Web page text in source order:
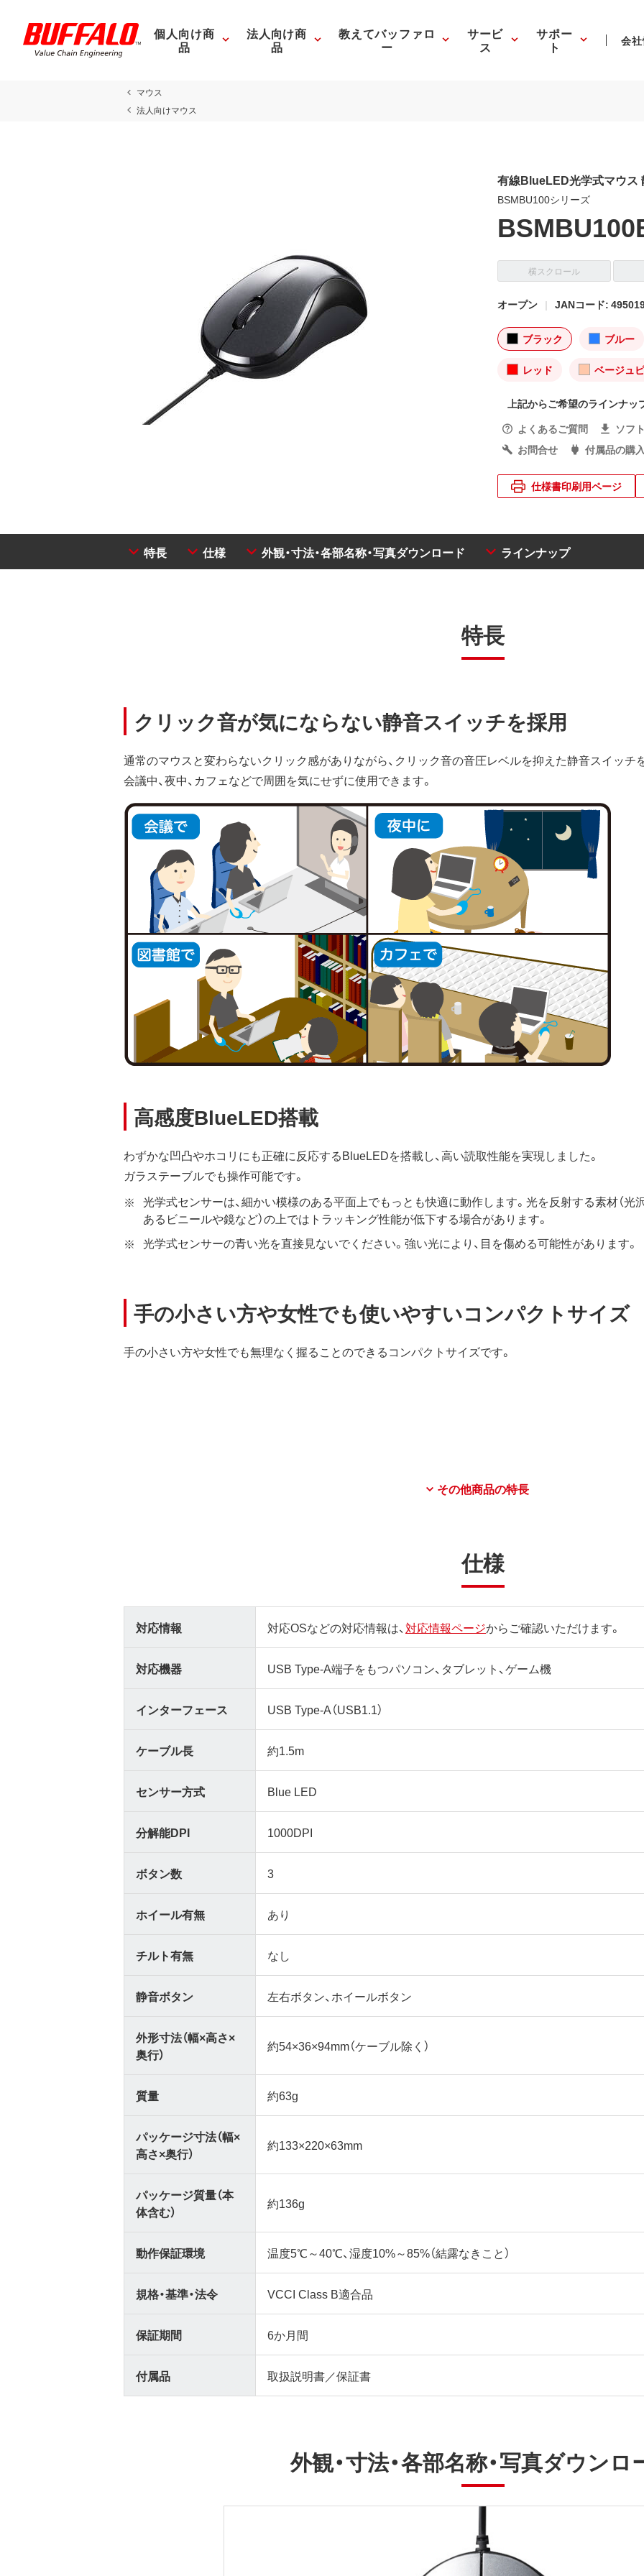
個人向け商
品
法人向け商
品
教えてバッファロ
ー
サービ
ス
サポー
ト 会
マウス
法人向けマウス
有線BlueLED光学式マウス
BSMBU100シリーズ
横スクロール
オープン JANコード:
ブラック ブルー
レッド ベージュ
上記からご希望のラインナッ
よくあるご質問
ソフ
お問合せ
付属品の購
仕様書印刷用ページ
特長 仕様 外観・寸法・各部名称・写真ダウンロード ラインナップ
特長
クリック音が気にならない静音スイッチを採用
通常のマウスと変わらないクリック感がありながら、クリック音の音圧レベルを抑えた静音スイッチ
会議中、夜中、カフェなどで周囲を気にせずに使用できます。
高感度BlueLED搭載
わずかな凹凸やホコリにも正確に反応するBlueLEDを搭載し、高い読取性能を実現しました。
ガラステーブルでも操作可能です。
光学式センサーは、細かい模様のある平面上でもっとも快適に動作します。光を反射する素材（光
あるビニールや鏡など）の上ではトラッキング性能が低下する場合があります。
光学式センサーの青い光を直接見ないでください。強い光により、目を傷める可能性があります。
手の小さい方や女性でも使いやすいコンパクトサイズ
手の小さい方や女性でも無理なく握ることのできるコンパクトサイズです。
その他商品の特長
仕様
対応情報 対応OSなどの対応情報は、対応情報ページからご確認いただけます。
対応機器 USB Type-A端子をもつパソコン、タブレット、ゲーム機
インターフェース USB Type-A（USB1.1）
ケーブル長 約1.5m
センサー方式 Blue LED
分解能DPI 1000DPI
ボタン数 3
ホイール有無 あり
チルト有無 なし
静音ボタン 左右ボタン、ホイールボタン
外形寸法（幅×高さ×
奥行）
約54×36×94mm（ケーブル除く）
質量 約63g
パッケージ寸法（幅×
高さ×奥行）
約133×220×63mm
パッケージ質量（本
体含む）
約136g
動作保証環境 温度5℃～40℃、湿度10%～85%（結露なきこと）
規格・基準・法令 VCCI Class B適合品
保証期間 6か月間
付属品 取扱説明書／保証書
外観・寸法・各部名称・写真ダウンロ